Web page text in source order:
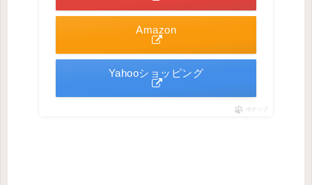
Amazon
Yahooショッピング
ポチップ